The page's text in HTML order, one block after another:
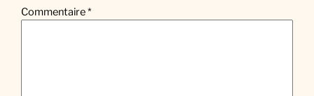
Commentaire*